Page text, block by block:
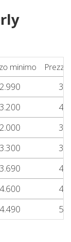
minimo
2.990
3.200
2.000
3.300
3.690
4.600
4.490